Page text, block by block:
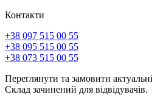
Контакти
+38 097 515 00 55
+38 095 515 00 55
+38 073 515 00 55
Переглянути та замовити
Склад зачинений для відвідувачів.